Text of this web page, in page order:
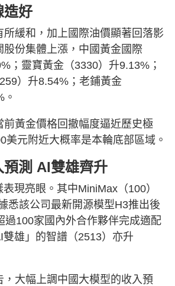
造好
所緩和，加上國際油價顯著回落影
股份集體上漲，中國黃金國際
；靈寶黃金（3330）升9.13%；
）升8.54%；老鋪黃金
。
前黃金價格回撤幅度逼近歷史極
美元附近大概率是本輪底部區域。
預測 AI雙雄齊升
現亮眼。其中MiniMax（100）
悉該公司最新開源模型H3推出後
過100家國內外合作夥伴完成適配
雄」的智譜（2513）亦升
，大幅上調中國大模型的收入預